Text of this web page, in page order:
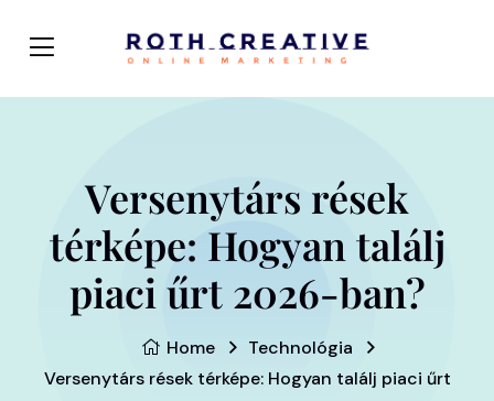
Versenytárs rések
térképe: Hogyan találj
piaci űrt 2026-ban?
Home
Technológia
Versenytárs rések térképe: Hogyan találj piaci űrt